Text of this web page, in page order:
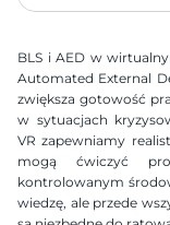
BLS i AED w
Automated External
zwiększa gotowość
w sytuacjach
VR zapewniamy
mogą ćwiczyć
kontrolowanym
wiedzę, ale przede